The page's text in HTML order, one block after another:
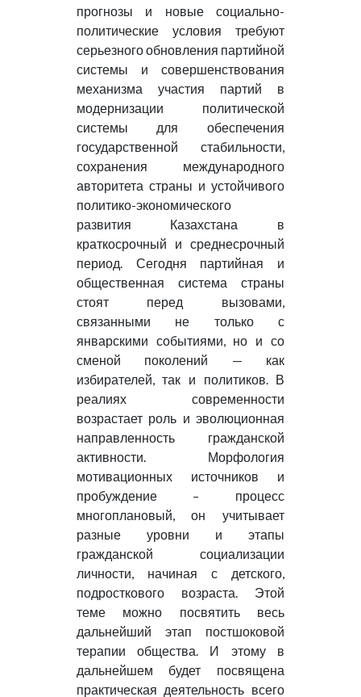
прогнозы и новые социально-
политические условия требуют
серьезного обновления партийной
системы и совершенствования
механизма участия партий в
модернизации политической
системы для обеспечения
государственной стабильности,
сохранения международного
авторитета страны и устойчивого
политико-экономического
развития Казахстана в
краткосрочный и среднесрочный
период. Сегодня партийная и
общественная система страны
стоят перед вызовами,
связанными не только с
январскими событиями, но и со
сменой поколений — как
избирателей, так и политиков. В
реалиях современности
возрастает роль и эволюционная
направленность гражданской
активности. Морфология
мотивационных источников и
пробуждение – процесс
многоплановый, он учитывает
разные уровни и этапы
гражданской социализации
личности, начиная с детского,
подросткового возраста. Этой
теме можно посвятить весь
дальнейший этап постшоковой
терапии общества. И этому в
дальнейшем будет посвящена
практическая деятельность всего